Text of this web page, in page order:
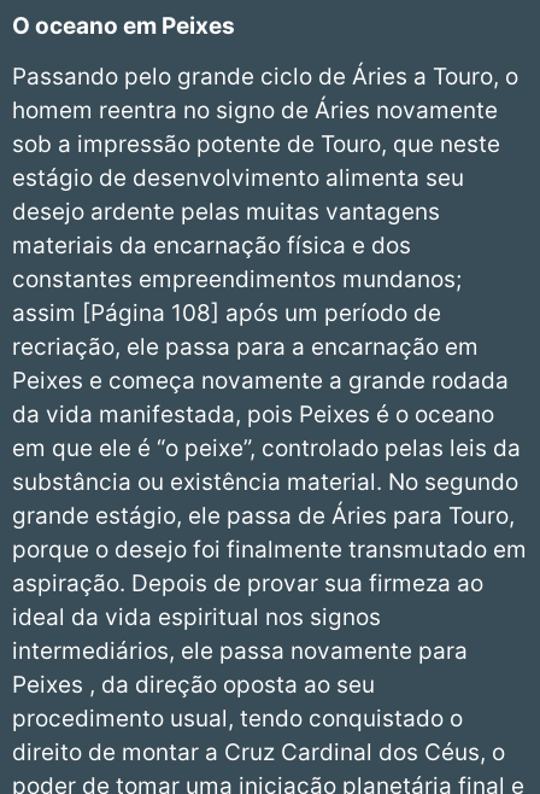
O oceano em Peixes
Passando pelo grande ciclo de Áries a Touro, o
homem reentra no signo de Áries novamente
sob a impressão potente de Touro, que neste
estágio de desenvolvimento alimenta seu
desejo ardente pelas muitas vantagens
materiais da encarnação física e dos
constantes empreendimentos mundanos;
assim [Página 108] após um período de
recriação, ele passa para a encarnação em
Peixes e começa novamente a grande rodada
da vida manifestada, pois Peixes é o oceano
em que ele é “o peixe”, controlado pelas leis da
substância ou existência material. No segundo
grande estágio, ele passa de Áries para Touro,
porque o desejo foi finalmente transmutado em
aspiração. Depois de provar sua firmeza ao
ideal da vida espiritual nos signos
intermediários, ele passa novamente para
Peixes , da direção oposta ao seu
procedimento usual, tendo conquistado o
direito de montar a Cruz Cardinal dos Céus, o
poder de tomar uma iniciação planetária final e